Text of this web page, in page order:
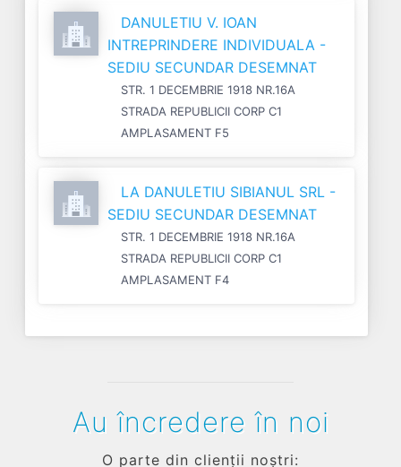
DANULETIU V. IOAN
INTREPRINDERE INDIVIDUALA -
SEDIU SECUNDAR DESEMNAT
STR. 1 DECEMBRIE 1918 NR.16A
STRADA REPUBLICII CORP C1
AMPLASAMENT F5
LA DANULETIU SIBIANUL SRL -
SEDIU SECUNDAR DESEMNAT
STR. 1 DECEMBRIE 1918 NR.16A
STRADA REPUBLICII CORP C1
AMPLASAMENT F4
Au încredere în noi
O parte din clienții noștri: